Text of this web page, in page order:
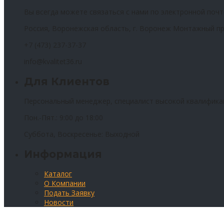
Каталог
О Компании
Подать Заявку
Новости